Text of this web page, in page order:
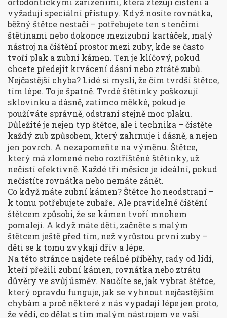
vyžadují speciální přístupy. Když nosíte rovnátka,
běžný štětce nestačí – potřebujete ten s tenčími
štětinami nebo dokonce mezizubní kartáček, malý
nástroj na čištění prostor mezi zuby, kde se často
tvoří plak a zubní kámen. Ten je klíčový, pokud
chcete předejít krvácení dásní nebo ztrátě zubů.
Nejčastější chyba? Lidé si myslí, že čím tvrdší štětce,
tím lépe. To je špatně. Tvrdé štětinky poškozují
sklovinku a dásně, zatímco měkké, pokud je
používáte správně, odstraní stejně moc plaku.
Důležité je nejen typ štětce, ale i technika – čistěte
každý zub způsobem, který zahrnuje i dásně, a nejen
jen povrch. A nezapomeňte na výměnu. Štětce,
který má zlomené nebo roztříštěné štětinky, už
nečistí efektivně. Každé tři měsíce je ideální, pokud
nečistíte rovnátka nebo nemáte zánět.
Co když máte zubní kámen? Štětce ho neodstraní –
k tomu potřebujete zubaře. Ale pravidelné čištění
štětcem způsobí, že se kámen tvoří mnohem
pomaleji. A když máte děti, začněte s malým
štětcem ještě před tím, než vyrůstou první zuby –
děti se k tomu zvykají dřív a lépe.
Na této stránce najdete reálné příběhy, rady od lidí,
kteří přežili zubní kámen, rovnátka nebo ztrátu
důvěry ve svůj úsměv. Naučíte se, jak vybrat štětce,
který opravdu funguje, jak se vyhnout nejčastějším
chybám a proč některé z nás vypadají lépe jen proto,
že vědí, co dělat s tím malým nástrojem ve vaší